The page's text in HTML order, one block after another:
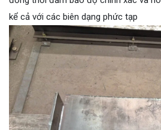
kể cả với các biên dạng phức tạp